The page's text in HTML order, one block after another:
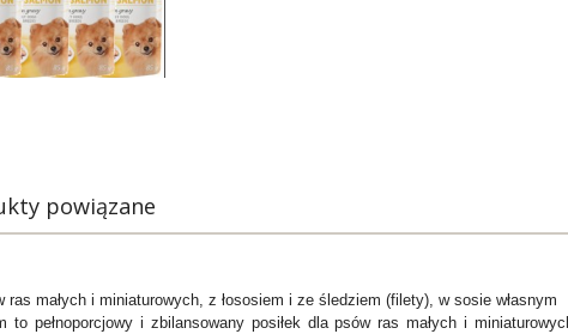
powiązane
ras małych i miniaturowych, z łososiem i ze śledziem (filety), w sosie własnym
to pełnoporcjowy i zbilansowany posiłek dla psów ras małych i